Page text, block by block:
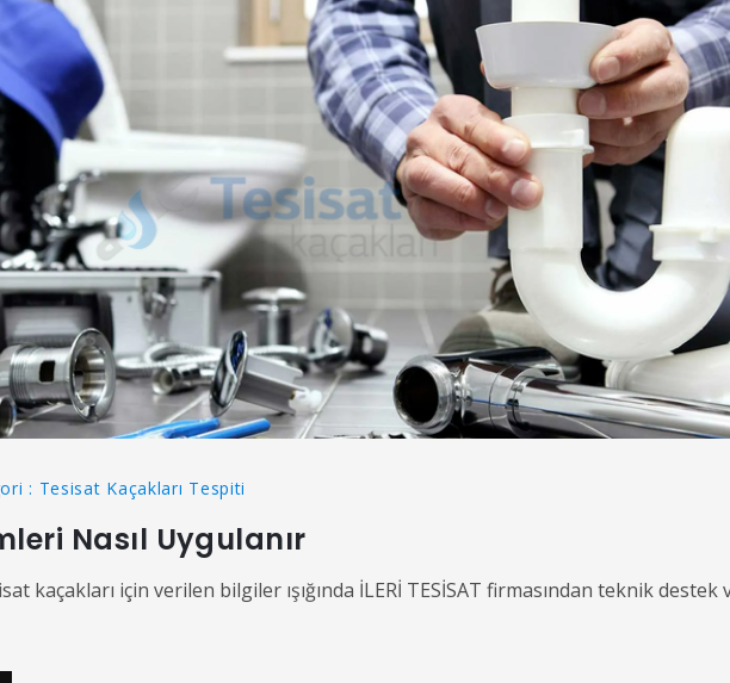
: Tesisat Kaçakları Tespiti
Nasıl Uygulanır
kaçakları için verilen bilgiler ışığında İLERİ TESİSAT firmasından teknik destek